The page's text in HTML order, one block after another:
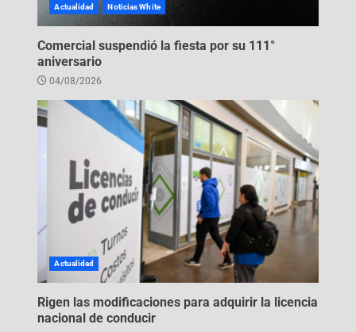
Actualidad Noticias White
Comercial suspendió la fiesta por su 111°
aniversario
04/08/2026
Actualidad
Rigen las modificaciones para adquirir la licencia
nacional de conducir